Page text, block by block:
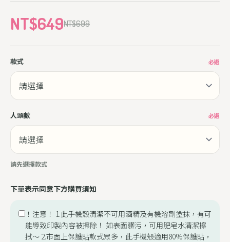
NT$649NT$699
款式 必選
人頭數 必選
請先選擇款式
下單表示同意下方購買須知
！注意！ 1.此手機殼清潔不可用酒精及有機溶劑塗抹，有可
能導致印製內容被擦除！ 如表面髒污，可用肥皂水清潔擦
拭～ 2.市面上保護貼款式眾多，此手機殼適用80%保護貼，